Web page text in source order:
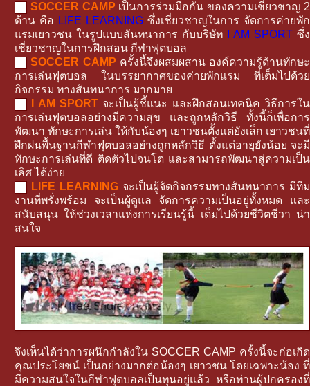
SOCCER CAMP เป็นการร่วมมือกัน ของความเชี่ยวชาญ 2
ด้าน คือ
LIFE LEARNING ซึ่งเชี่ยวชาญในการ จัดการค่ายพัก
แรมเยาวชน ในรูปแบบสันทนาการ กับบริษัท
I AM SPORT ซึ่ง
เชี่ยวชาญในการฝึกสอน กีฬาฟุตบอล
SOCCER CAMP ครั้งนี้จึงผสมผสาน องค์ความรู้ด้านทักษะ
การเล่นฟุตบอล ในบรรยากาศของค่ายพักแรม ที่เต็มไปด้วย
กิจกรรม ทางสันทนาการ มากมาย
I AM SPORT จะเป็นผู้ชี้แนะ และฝึกสอนเทคนิค วิธีการใน
การเล่นฟุตบอลอย่างมีความสุข และถูกหลักวิธี ทั้งนี้ก็เพื่อการ
พัฒนา ทักษะการเล่น ให้กับน้องๆ เยาวชนตั้งแต่ยังเล็ก เยาวชนที่
ฝึกฝนพื้นฐานกีฬาฟุตบอลอย่างถูกหลักวิธี ตั้งแต่อายุยังน้อย จะมี
ทักษะการเล่นที่ดี ติดตัวไปจนโต และสามารถพัฒนาสู่ความเป็น
เลิศ ได้ง่าย
LIFE LEARNING จะเป็นผู้จัดกิจกรรมทางสันทนาการ มีทีม
งานที่พรั่งพร้อม จะเป็นผู้ดูแล จัดการความเป็นอยู่ทั้งหมด และ
สนับสนุน ให้ช่วงเวลาแห่งการเรียนรู้นี้ เต็มไปด้วยชีวิตชีวา น่า
สนใจ
จึงเห็นได้ว่าการผนึกกำลังใน SOCCER CAMP ครั้งนี้จะก่อเกิด
คุณประโยชน์ เป็นอย่างมากต่อน้องๆ เยาวชน โดยเฉพาะน้อง ที่
มีความสนใจในกีฬาฟุตบอลเป็นทุนอยู่แล้ว หรือท่านผู้ปกครองที่